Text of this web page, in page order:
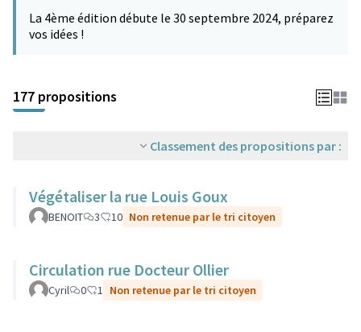
−
La 4ème édition débute le 30 septembre 2024, préparez
vos idées !
177 propositions
Classement des propositions par :
Végétaliser la rue Louis Goux
BENOIT 3 10 Non retenue par le tri citoyen
Circulation rue Docteur Ollier
Cyril 0 1 Non retenue par le tri citoyen